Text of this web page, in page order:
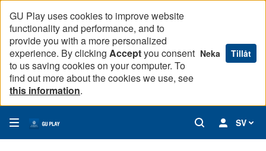
GU Play uses cookies to improve website
functionality and performance, and to
provide you with a more personalized
experience. By clicking Acceptyou consent
to us saving cookies on your computer. To
find out more about the cookies we use, see
this information.
Neka Tillåt
SV